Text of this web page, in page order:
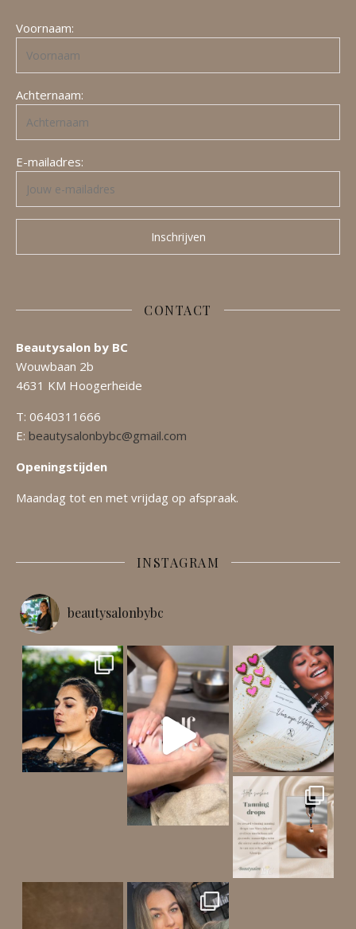
Voornaam:
Achternaam:
E-mailadres:
CONTACT
Beautysalon by BC
Wouwbaan 2b
4631 KM Hoogerheide
T: 0640311666
E: beautysalonbybc@gmail.com
Openingstijden
Maandag tot en met vrijdag op afspraak.
INSTAGRAM
beautysalonbybc
Een intensief reinigende behande ! Ben jij opzoek naar
Bij aankoop van een Marc
Wil jij ook str